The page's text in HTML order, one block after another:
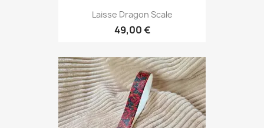
Laisse Dragon Scale
49,00 €